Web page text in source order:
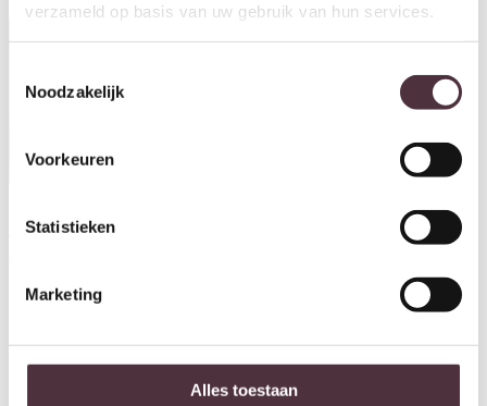
verzameld op basis van uw gebruik van hun services.
Noodzakelijk
Voorkeuren
Statistieken
Marketing
Alles toestaan